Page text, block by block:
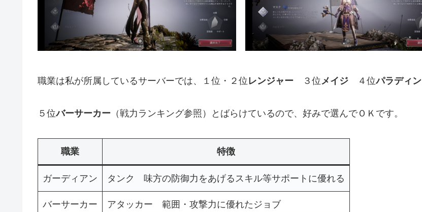
職業は私が所属しているサーバーでは、１位・２位レンジャー ３位メイジ ４位パラディン
５位バーサーカー （戦力ランキング参照）とばらけているので、好みで選んでＯＫです。
職業 特徴
ガーディアン タンク 味方の防御力をあげるスキル等サポートに優れる
バーサーカー アタッカー 範囲・攻撃力に優れたジョブ